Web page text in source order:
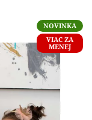
NOVINKA
VIAC ZA
MENEJ